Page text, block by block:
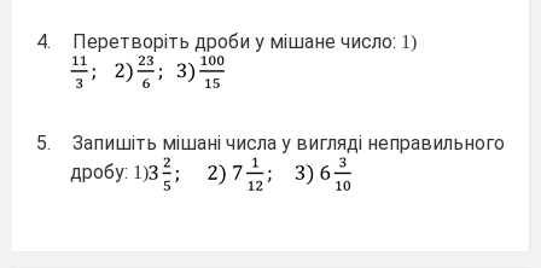
4. Перетворіть дроби у мішане число: 1)
5.
Запишіть мішані числа у вигляді неправильного
дробу: 1)